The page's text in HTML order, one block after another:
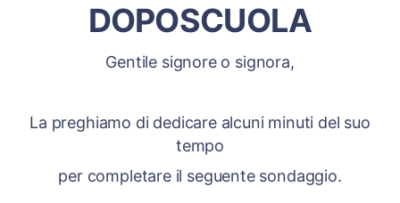
DOPOSCUOLA
Gentile signore o signora,
La preghiamo di dedicare alcuni minuti del suo
tempo
per completare il seguente sondaggio.